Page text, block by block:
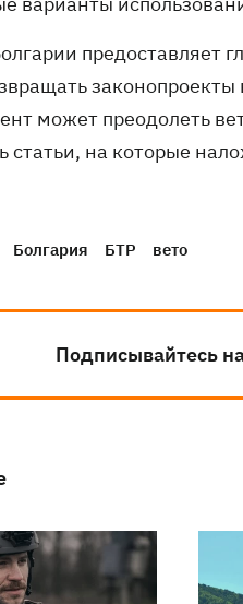
предоставляет
может преодолеть
статьи, на которые
Болгария БТР вето
Подписывайтесь